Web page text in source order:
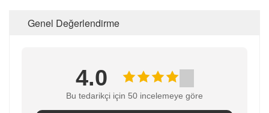
Genel Değerlendirme
4.0
Bu tedarikçi için 50 incelemeye göre